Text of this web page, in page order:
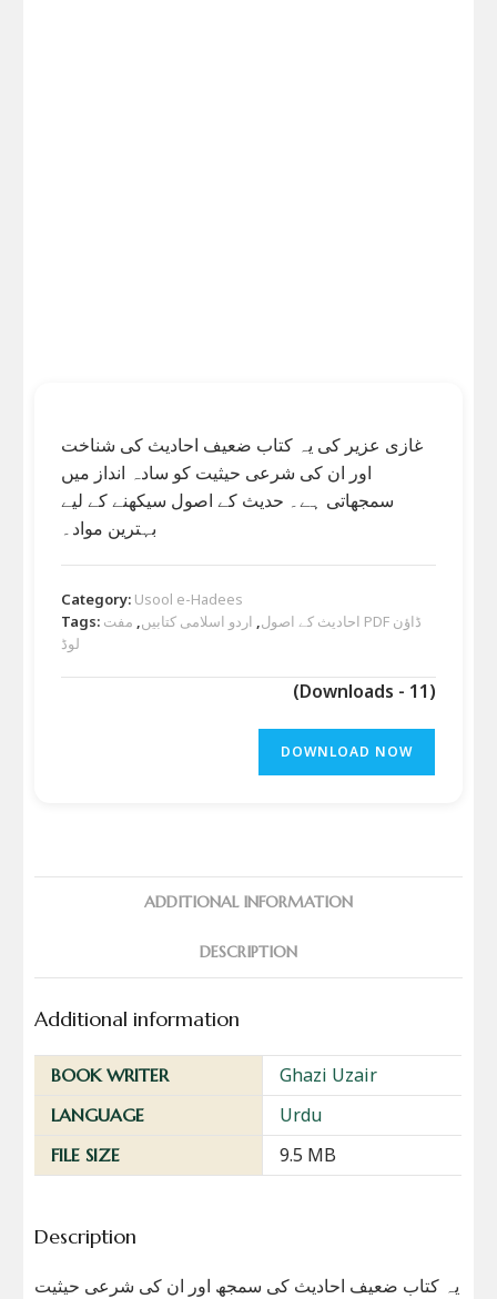
غازی عزیر کی یہ کتاب ضعیف احادیث کی شناخت
اور ان کی شرعی حیثیت کو سادہ انداز میں
سمجھاتی ہے۔ حدیث کے اصول سیکھنے کے لیے
بہترین مواد۔
Category: Usool e-Hadees
Tags:
احادیث کے اصول, اردو اسلامی کتابیں, مفت PDF ڈاؤن
لوڈ
(Downloads - 11)
DOWNLOAD NOW
ADDITIONAL INFORMATION
DESCRIPTION
Additional information
BOOK WRITER Ghazi Uzair
LANGUAGE Urdu
FILE SIZE 9.5 MB
Description
یہ کتاب ضعیف احادیث کی سمجھ اور ان کی شرعی حیثیت